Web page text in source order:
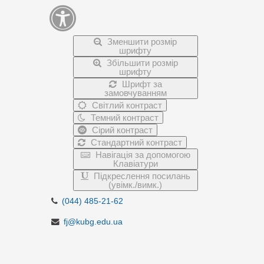
Зменшити розмір
шрифту
Збільшити розмір
шрифту
Шрифт за
замовчуванням
Світлий контраст
Темний контраст
Сірий контраст
Стандартний контраст
Навігація за допомогою
Клавіатури
Підкреслення посилань
(увімк./вимк.)
(044) 485-21-62
fj@kubg.edu.ua